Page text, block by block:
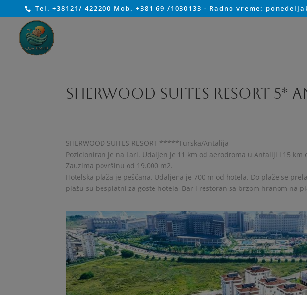
Tel. +38121/ 422200 Mob. +381 69 /1030133 - Radno vreme:
SHERWOOD SUITES RESORT
SHERWOOD SUITES RESORT *****Turska/Antalija
Pozicioniran je na Lari. Udaljen je 11 km od aerodroma u Antaliji i 15 km
Zauzima površinu od 19.000 m2.
Hotelska plaža je peščana. Udaljena je 700 m od hotela. Do plaže se
plažu su besplatni za goste hotela. Bar i restoran sa brzom hranom na